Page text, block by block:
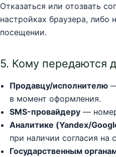
Отказаться или отозвать
настройках браузера,
посещении.
5. Кому передаются
Продавцу/исполнителю
в момент оформления.
SMS-провайдеру —
Аналитике (Yandex/
при наличии согласия на
Государственным